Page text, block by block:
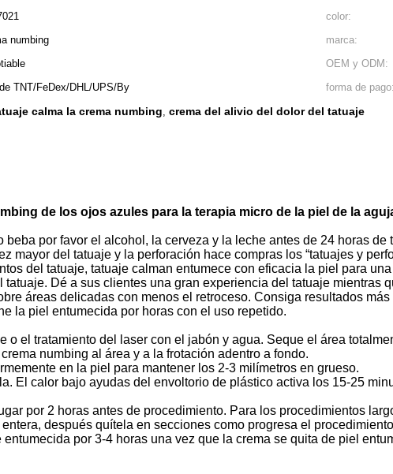
color:
numbing marca:
OEM y ODM:
TNT/FeDex/DHL/UPS/By forma de pago:
calma la crema numbing, crema del alivio del dolor del tatuaje
de los ojos azules para la terapia micro de la piel de la
beba por favor el alcohol, la cerveza y la leche antes de 24 horas de
mayor del tatuaje y la perforación hace compras los “tatuajes y
del tatuaje, tatuaje calman entumece con eficacia la piel para
tatuaje. Dé a sus clientes una gran experiencia del tatuaje mientras
áreas delicadas con menos el retroceso. Consiga resultados
la piel entumecida por horas con el uso repetido.
o el tratamiento del laser con el jabón y agua. Seque el área
numbing al área y a la frotación adentro a fondo.
en la piel para mantener los 2-3 milímetros en grueso.
El calor bajo ayudas del envoltorio de plástico activa los 15-25
por 2 horas antes de procedimiento. Para los procedimientos
después quítela en secciones como progresa el
por 3-4 horas una vez que la crema se quita de piel